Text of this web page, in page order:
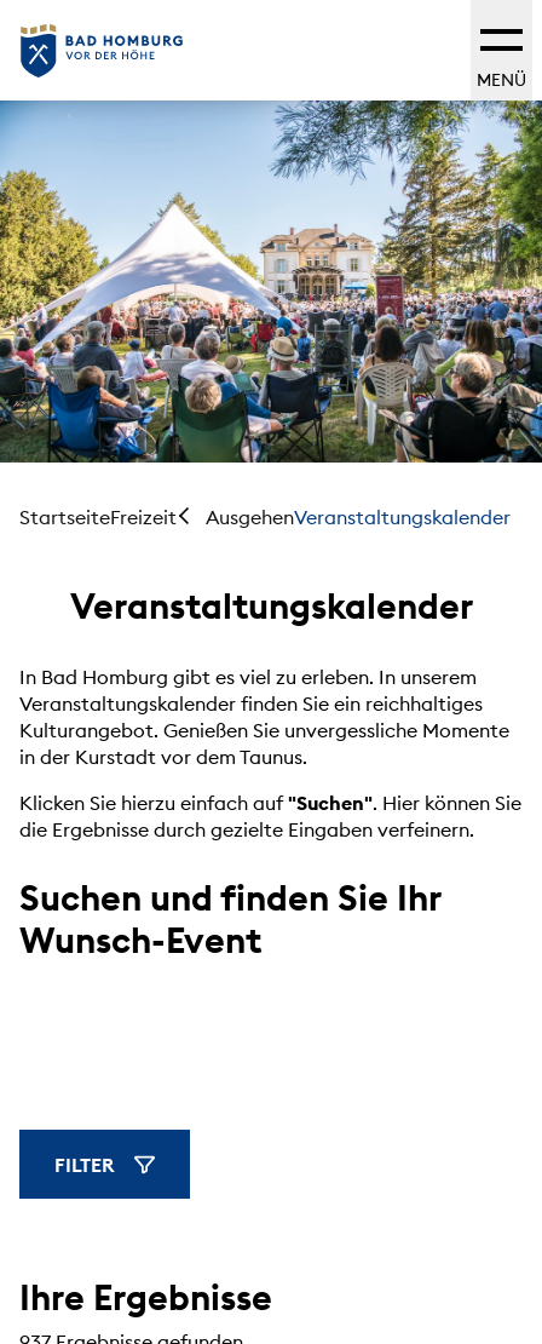
MENÜ
StartseiteFreizeit AusgehenVeranstaltungskalender
Veranstaltungskalender
In Bad Homburg gibt es viel zu erleben. In unserem
Veranstaltungskalender finden Sie ein reichhaltiges
Kulturangebot. Genießen Sie unvergessliche Momente
in der Kurstadt vor dem Taunus.
Klicken Sie hierzu einfach auf"Suchen". Hier können Sie
die Ergebnisse durch gezielte Eingaben verfeinern.
Suchen und finden Sie Ihr
Wunsch-Event
FILTERFILTER ANZEIGEN
Ihre Ergebnisse